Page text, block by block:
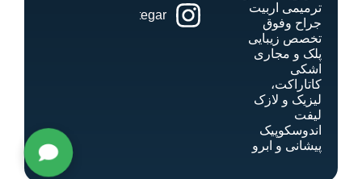
ترمیمی اربیت
جراح وفوق
تخصص زیبایی
پلک و مجاری
اشکی
کاتاراکت،
لیزیک و لازک
لیفت
اندوسکوپیک
پیشانی و ابرو
drrikhtegar